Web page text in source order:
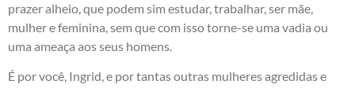
prazer alheio, que podem sim estudar, trabalhar, ser mãe,
mulher e feminina, sem que com isso torne-se uma vadia ou
uma ameaça aos seus homens.
É por você, Ingrid, e por tantas outras mulheres agredidas e